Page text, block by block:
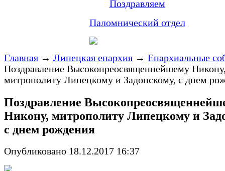
Поздравляем
Паломнический отдел
Главная → Липецкая епархия → Епархиальные
Поздравление Высокопреосвященнейшему
митрополиту Липецкому и Задонскому, с днем
Поздравление
Никону, митрополиту Липецкому и
с днем рождения
Опубликовано 18.12.2017 16:37